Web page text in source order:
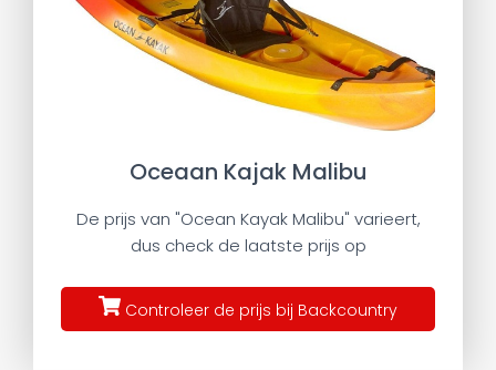
Oceaan Kajak Malibu
De prijs van "Ocean Kayak Malibu" varieert,
dus check de laatste prijs op
Controleer de prijs bij Backcountry